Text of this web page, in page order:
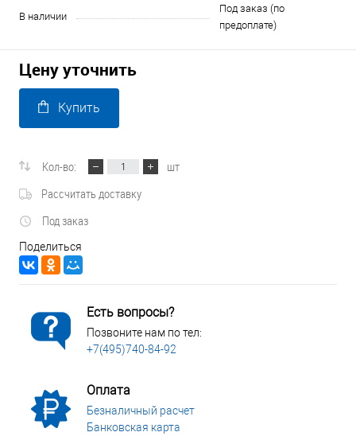
В наличии
Под заказ (по
предоплате)
Цену уточнить
Купить
Кол-во:
шт
Рассчитать доставку
Под заказ
Поделиться
Есть вопросы?
Позвоните нам по тел:
+7(495)740-84-92
Оплата
Безналичный расчет
Банковская карта